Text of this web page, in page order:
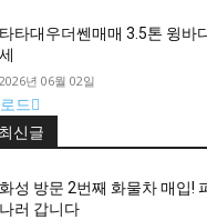
타타대우더쎈매매 3.5톤 윙바
세
2026년 06월 02일
드
신글
화성 방문 2번째 화물차 매입!
나러 갑니다